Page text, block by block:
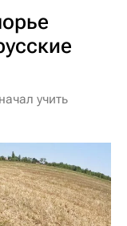
учить